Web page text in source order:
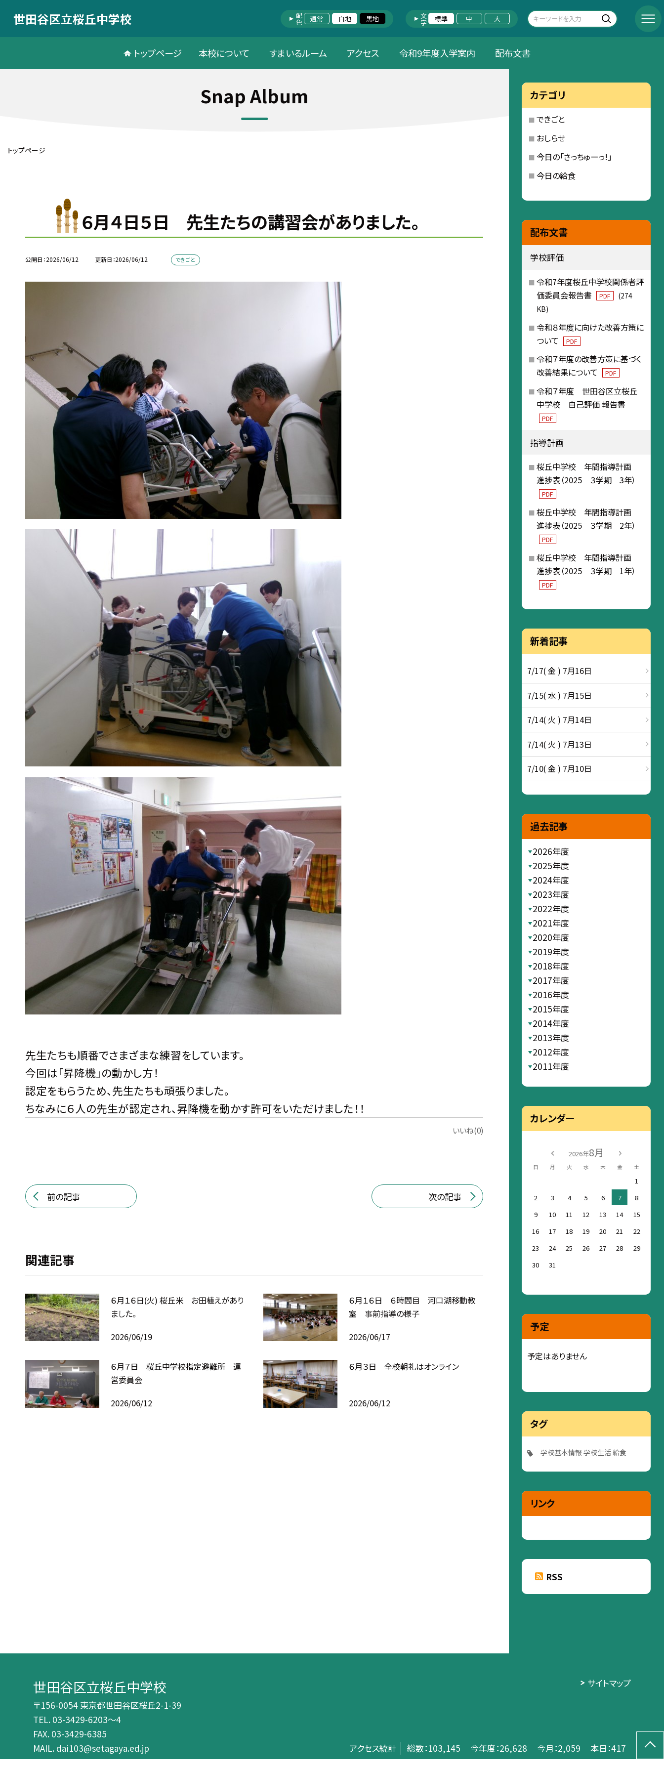
世田谷区立桜丘中学校 配色 通常 白地 黒地 文字 標準 中 大
トップページ 本校について すまいるルーム アクセス 令和9年度入学案内 配布文書
Snap Album
トップページ
６月４日５日 先生たちの講習会がありました。
公開日 2026/06/12 更新日 2026/06/12 できごと
先生たちも順番でさまざまな練習をしています。
今回は「昇降機」の動かし方！
認定をもらうため、先生たちも頑張りました。
ちなみに６人の先生が認定され、昇降機を動かす許可をいただけました！！
いいね(0)
前の記事 次の記事
関連記事
６月１６日(火) 桜丘米 お田植えがあり
ました。
2026/06/19
６月１６日 ６時間目 河口湖移動教
室 事前指導の様子
2026/06/17
６月７日 桜丘中学校指定避難所 運
営委員会
2026/06/12
６月３日 全校朝礼はオンライン
2026/06/12
カテゴリ
できごと
おしらせ
今日の「さっちゅーっ!」
今日の給食
配布文書
学校評価
令和7年度桜丘中学校関係者評
価委員会報告書
PDF
(274
KB)
令和８年度に向けた改善方策に
ついて
PDF
令和７年度の改善方策に基づく
改善結果について
PDF
令和７年度 世田谷区立桜丘
中学校 自己評価 報告書
PDF
指導計画
桜丘中学校 年間指導計画
進捗表（2025 ３学期 3年）
PDF
桜丘中学校 年間指導計画
進捗表（2025 ３学期 2年）
PDF
桜丘中学校 年間指導計画
進捗表（2025 ３学期 1年）
PDF
新着記事
7/17( 金 ) 7月16日
7/15( 水 ) 7月15日
7/14( 火 ) 7月14日
7/14( 火 ) 7月13日
7/10( 金 ) 7月10日
過去記事
2026年度
2025年度
2024年度
2023年度
2022年度
2021年度
2020年度
2019年度
2018年度
2017年度
2016年度
2015年度
2014年度
2013年度
2012年度
2011年度
カレンダー
2026年8月
日 月 火 水 木 金 土
1
2
3 4 5 6 7
8
9
10 11 12 13 14
15
16
17 18 19 20 21
22
23
24 25 26 27 28
29
30
31
予定
予定はありません
タグ
学校基本情報 学校生活 給食
リンク
RSS
世田谷区立桜丘中学校
〒156-0054 東京都世田谷区桜丘2-1-39
TEL. 03-3429-6203～4
FAX. 03-3429-6385
MAIL. dai103@setagaya.ed.jp
サイトマップ
アクセス統計 総数：103,145 今年度：26,628 今月：2,059 本日：417